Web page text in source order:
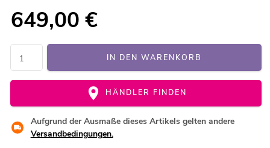
649,00 €
IN DEN WARENKORB
HÄNDLER FINDEN
Aufgrund der Ausmaße dieses Artikels gelten andere
Versandbedingungen.